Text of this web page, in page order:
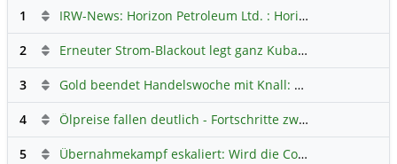
1
IRW-News: Horizon Petroleum Ltd. : Horizon Petroleum beginnt mit der Testförderung im Projekt Lachowice in Polen und schließt die Platzierung einer überzeichneten Wandelanleihe ab
2 Erneuter Strom-Blackout legt ganz Kuba lahm
3 Gold beendet Handelswoche mit Knall: Barrick Mining – Ist diese Aktie wieder ein Kauf?
4 Ölpreise fallen deutlich - Fortschritte zwischen USA und Iran belasten
5 Übernahmekampf eskaliert: Wird die Commerzbank italienisch?